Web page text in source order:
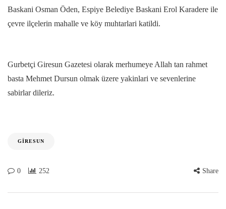
Baskani Osman Öden, Espiye Belediye Baskani Erol Karadere ile
çevre ilçelerin mahalle ve köy muhtarlari katildi.
Gurbetçi Giresun Gazetesi olarak merhumeye Allah tan rahmet
basta Mehmet Dursun olmak üzere yakinlari ve sevenlerine
sabirlar dileriz.
GIRESUN
0 252 Share